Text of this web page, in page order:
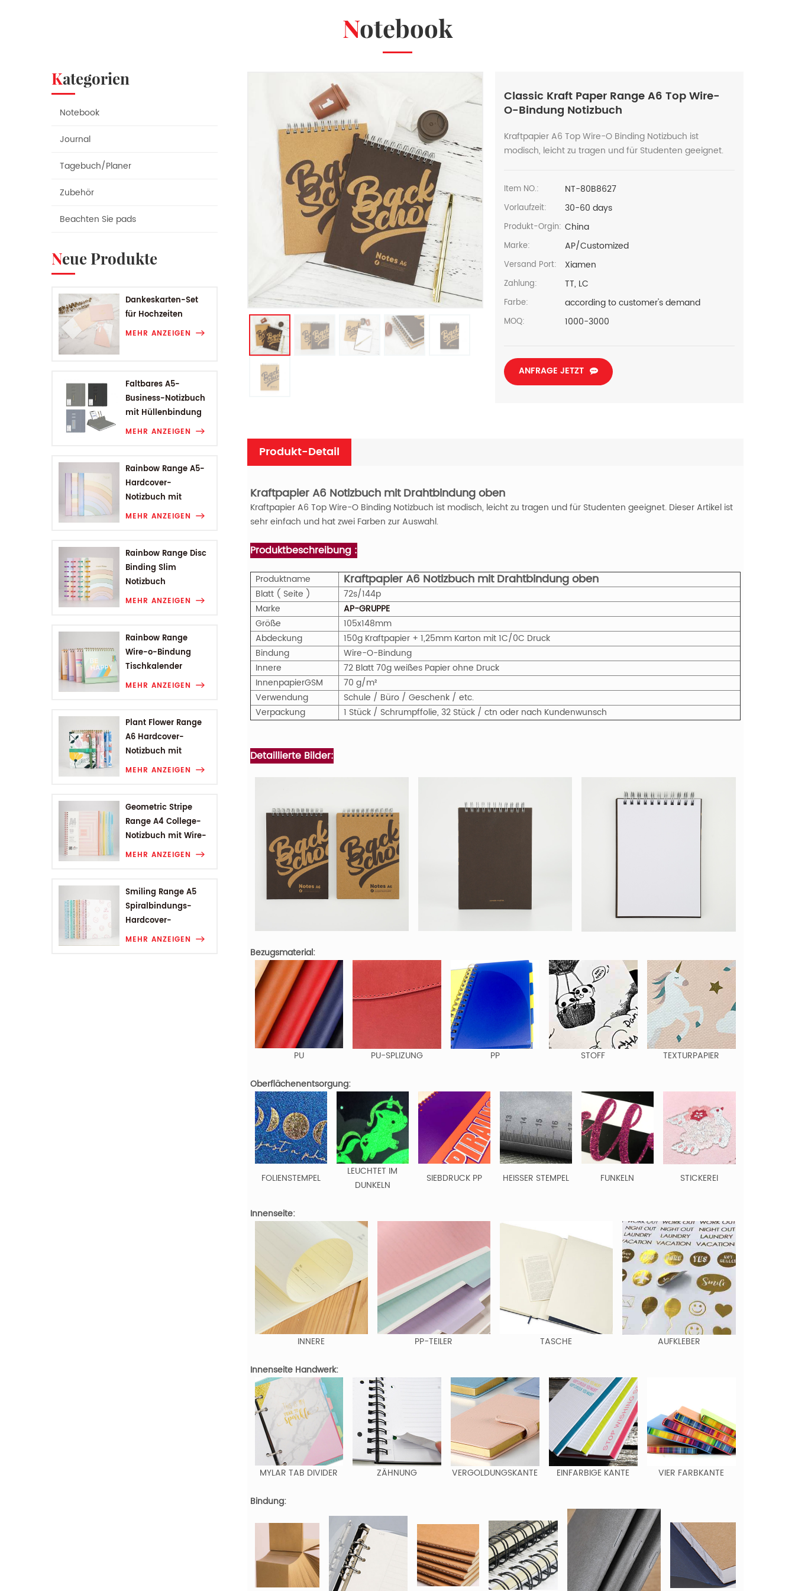
Notebook
Kategorien
Notebook
Journal
Tagebuch/Planer
Zubehör
Beachten Sie pads
Neue Produkte
Dankeskarten-Set
für Hochzeiten
MEHR ANZEIGEN
Faltbares A5-
Business-Notizbuch
mit Hüllenbindung
MEHR ANZEIGEN
Rainbow Range A5-
Hardcover-
Notizbuch mit
Hüllenbindung
MEHR ANZEIGEN
Rainbow Range Disc
Binding Slim
Notizbuch
MEHR ANZEIGEN
Rainbow Range
Wire-o-Bindung
Tischkalender
MEHR ANZEIGEN
Plant Flower Range
A6 Hardcover-
Notizbuch mit
Drahtbindung
MEHR ANZEIGEN
Geometric Stripe
Range A4 College-
Notizbuch mit Wire-
O-Bindung
MEHR ANZEIGEN
Smiling Range A5
Spiralbindungs-
Hardcover-
Studentennotizbuch
MEHR ANZEIGEN
Classic Kraft Paper Range A6 Top Wire-
O-Bindung Notizbuch
Kraftpapier A6 Top Wire-O Binding Notizbuch ist
modisch, leicht zu tragen und für Studenten geeignet.
Item NO.: NT-80B8627
Vorlaufzeit: 30-60 days
Produkt-Orgin: China
Marke: AP/Customized
Versand Port: Xiamen
Zahlung: TT, LC
Farbe: according to customer's demand
MOQ: 1000-3000
ANFRAGE JETZT
Produkt-Detail
Kraftpapier A6 Notizbuch mit Drahtbindung oben
Kraftpapier A6 Top Wire-O Binding Notizbuch ist modisch, leicht zu tragen und für Studenten geeignet. Dieser Artikel ist
sehr einfach und hat zwei Farben zur Auswahl.
Produktbeschreibung :
Produktname Kraftpapier A6 Notizbuch mit Drahtbindung oben
Blatt ( Seite )
72s/144p
Marke
AP-GRUPPE
Größe
105x148mm
Abdeckung
150g Kraftpapier + 1,25mm Karton mit 1C/0C Druck
Bindung
Wire-O-Bindung
Innere
72 Blatt 70g weißes Papier ohne Druck
InnenpapierGSM
70 g/m²
Verwendung
Schule / Büro / Geschenk / etc.
Verpackung
1 Stück / Schrumpffolie, 32 Stück / ctn oder nach Kundenwunsch
Detaillierte Bilder:
Bezugsmaterial:
PU PU-SPLIZUNG PP STOFF TEXTURPAPIER
Oberflächenentsorgung:
FOLIENSTEMPEL
LEUCHTET IM
DUNKELN
SIEBDRUCK PP HEISSER STEMPEL FUNKELN STICKEREI
Innenseite:
INNERE PP-TEILER TASCHE AUFKLEBER
Innenseite Handwerk:
MYLAR TAB DIVIDER ZÄHNUNG VERGOLDUNGSKANTE EINFARBIGE KANTE VIER FARBKANTE
Bindung: